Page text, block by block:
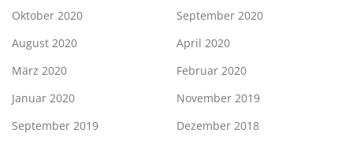
Oktober 2020
September 2020
August 2020
April 2020
März 2020
Februar 2020
Januar 2020
November 2019
September 2019
Dezember 2018